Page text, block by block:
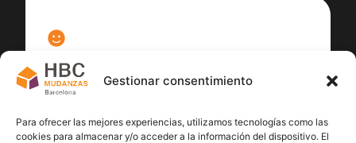
Gestionar consentimiento
Para ofrecer las mejores experiencias, utilizamos tecnologías como las
cookies para almacenar y/o acceder a la información del dispositivo. El
100